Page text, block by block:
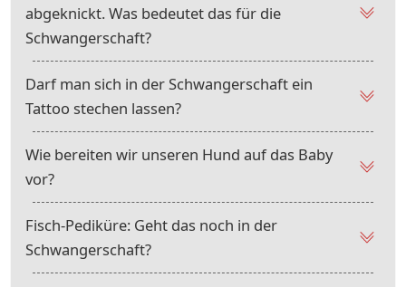
abgeknickt. Was bedeutet das für die
Schwangerschaft?
Darf man sich in der Schwangerschaft ein
Tattoo stechen lassen?
Wie bereiten wir unseren Hund auf das Baby
vor?
Fisch-Pediküre: Geht das noch in der
Schwangerschaft?